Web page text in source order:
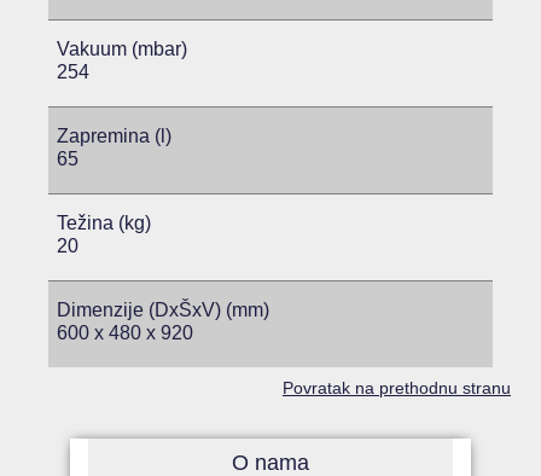
Vakuum (mbar)
254
Zapremina (l)
65
Težina (kg)
20
Dimenzije (DxŠxV) (mm)
600 x 480 x 920
Povratak na prethodnu stranu
O nama